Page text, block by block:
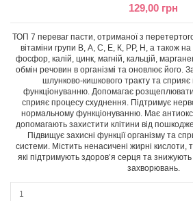
129,00 грн
ТОП 7 переваг пасти, отриманої з
вітаміни групи В, А, С, Е, К, РР, Н, а також на
фосфор, калій, цинк, магній, кальцій,
обмін речовин в організмі та оновлює його.
шлунково-кишкового тракту та
функціонуванню. Допомагає
сприяє процесу схуднення. Підтримує
нормальному функціонуванню. Має
допомагають захистити клітини від
Підвищує захисні функції організму та
системи. Містить ненасичені жирні кислоти,
які підтримують здоров’я серця та
захворювань.